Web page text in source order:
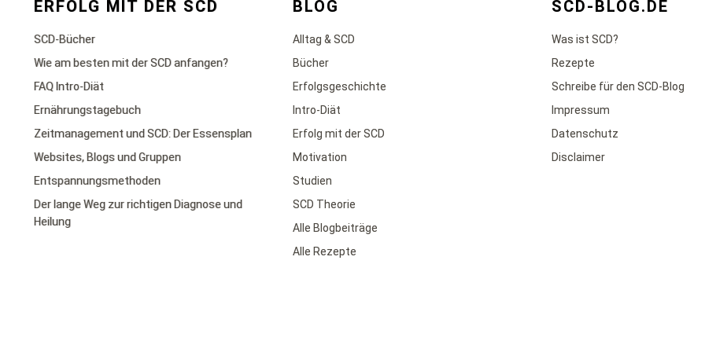
ERFOLG MIT DER SCD
SCD-Bücher
Wie am besten mit der SCD anfangen?
FAQ Intro-Diät
Ernährungstagebuch
Zeitmanagement und SCD: Der Essensplan
Websites, Blogs und Gruppen
Entspannungsmethoden
Der lange Weg zur richtigen Diagnose und
Heilung
BLOG
Alltag & SCD
Bücher
Erfolgsgeschichte
Intro-Diät
Erfolg mit der SCD
Motivation
Studien
SCD Theorie
Alle Blogbeiträge
Alle Rezepte
SCD-BLOG.DE
Was ist SCD?
Rezepte
Schreibe für den SCD-Blog
Impressum
Datenschutz
Disclaimer